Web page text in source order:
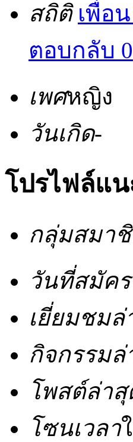
สถิติ เพื่อ
ตอบกลับ 0
เพศหญิง
วันเกิด-
โปรไฟล์แ
กลุ่มสมา
วันที่สมัค
เยี่ยมชมล่
กิจกรรมล่
โพสต์ล่า
โซนเวลา